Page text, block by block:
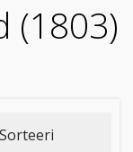
(1803)
Sorteeri